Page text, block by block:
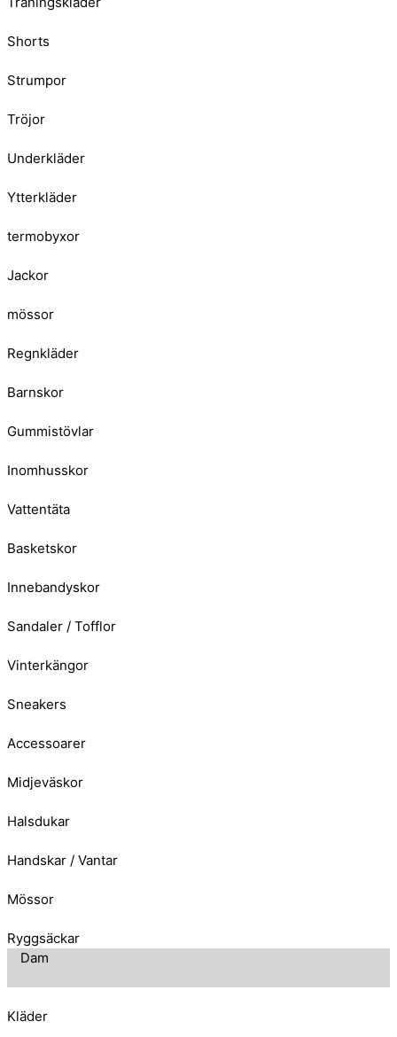
Shorts
Strumpor
Tröjor
Underkläder
Ytterkläder
termobyxor
Jackor
mössor
Regnkläder
Barnskor
Gummistövlar
Inomhusskor
Vattentäta
Basketskor
Innebandyskor
Sandaler / Tofflor
Vinterkängor
Sneakers
Accessoarer
Midjeväskor
Halsdukar
Handskar / Vantar
Mössor
Ryggsäckar
Dam
Kläder